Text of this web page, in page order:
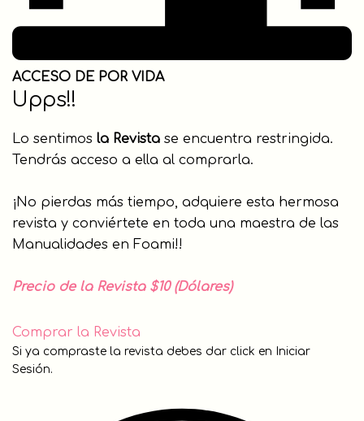
ACCESO DE POR VIDA
Upps!!
Lo sentimos la Revista se encuentra restringida.
Tendrás acceso a ella al comprarla.
¡No pierdas más tiempo, adquiere esta hermosa
revista y conviértete en toda una maestra de las
Manualidades en Foami!!
Precio de la Revista $10 (Dólares)
Comprar la Revista
Si ya compraste la revista debes dar click en Iniciar
Sesión.